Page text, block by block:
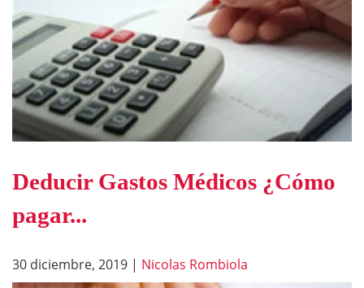
Deducir Gastos Médicos ¿Cómo
pagar...
30 diciembre, 2019 | Nicolas Rombiola